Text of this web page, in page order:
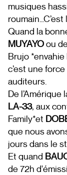
musiques
Quand la
MUYAYOou
Brujo
c’est une
auditeurs.
De l’Amérique
LA-33, aux
Family*et
que nous
jours dans le
Et quand
de 72h